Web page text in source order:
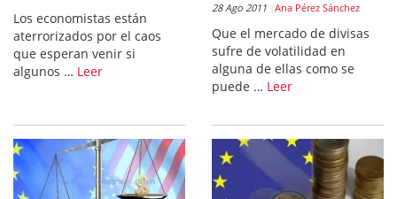
Los economistas están
aterrorizados por el caos
que esperan venir si
algunos … Leer
28 Ago 2011 Ana Pérez Sánchez
Que el mercado de divisas
sufre de volatilidad en
alguna de ellas como se
puede … Leer